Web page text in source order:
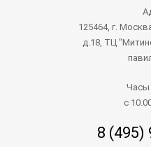
125464, г.
д.18, ТЦ
Часы
с
8 (495)